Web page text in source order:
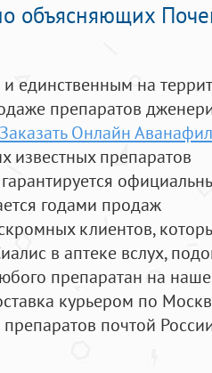
объясняющих
единственным на
препаратов
Заказать Онлайн
известных препаратов
годами продаж
клиентов,
в аптеке вслух,
препаратан на
курьером по
почтой